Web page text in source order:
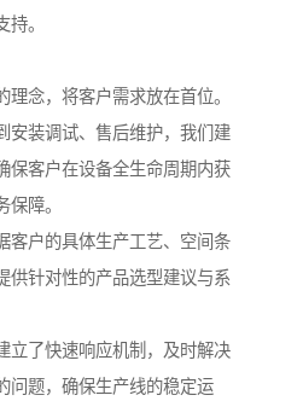
。
念，将客户需求放在首位。
安装调试、售后维护，我们建
保客户在设备全生命周期内获
障。
客户的具体生产工艺、空间条
供针对性的产品选型建议与系
立了快速响应机制，及时解决
问题，确保生产线的稳定运